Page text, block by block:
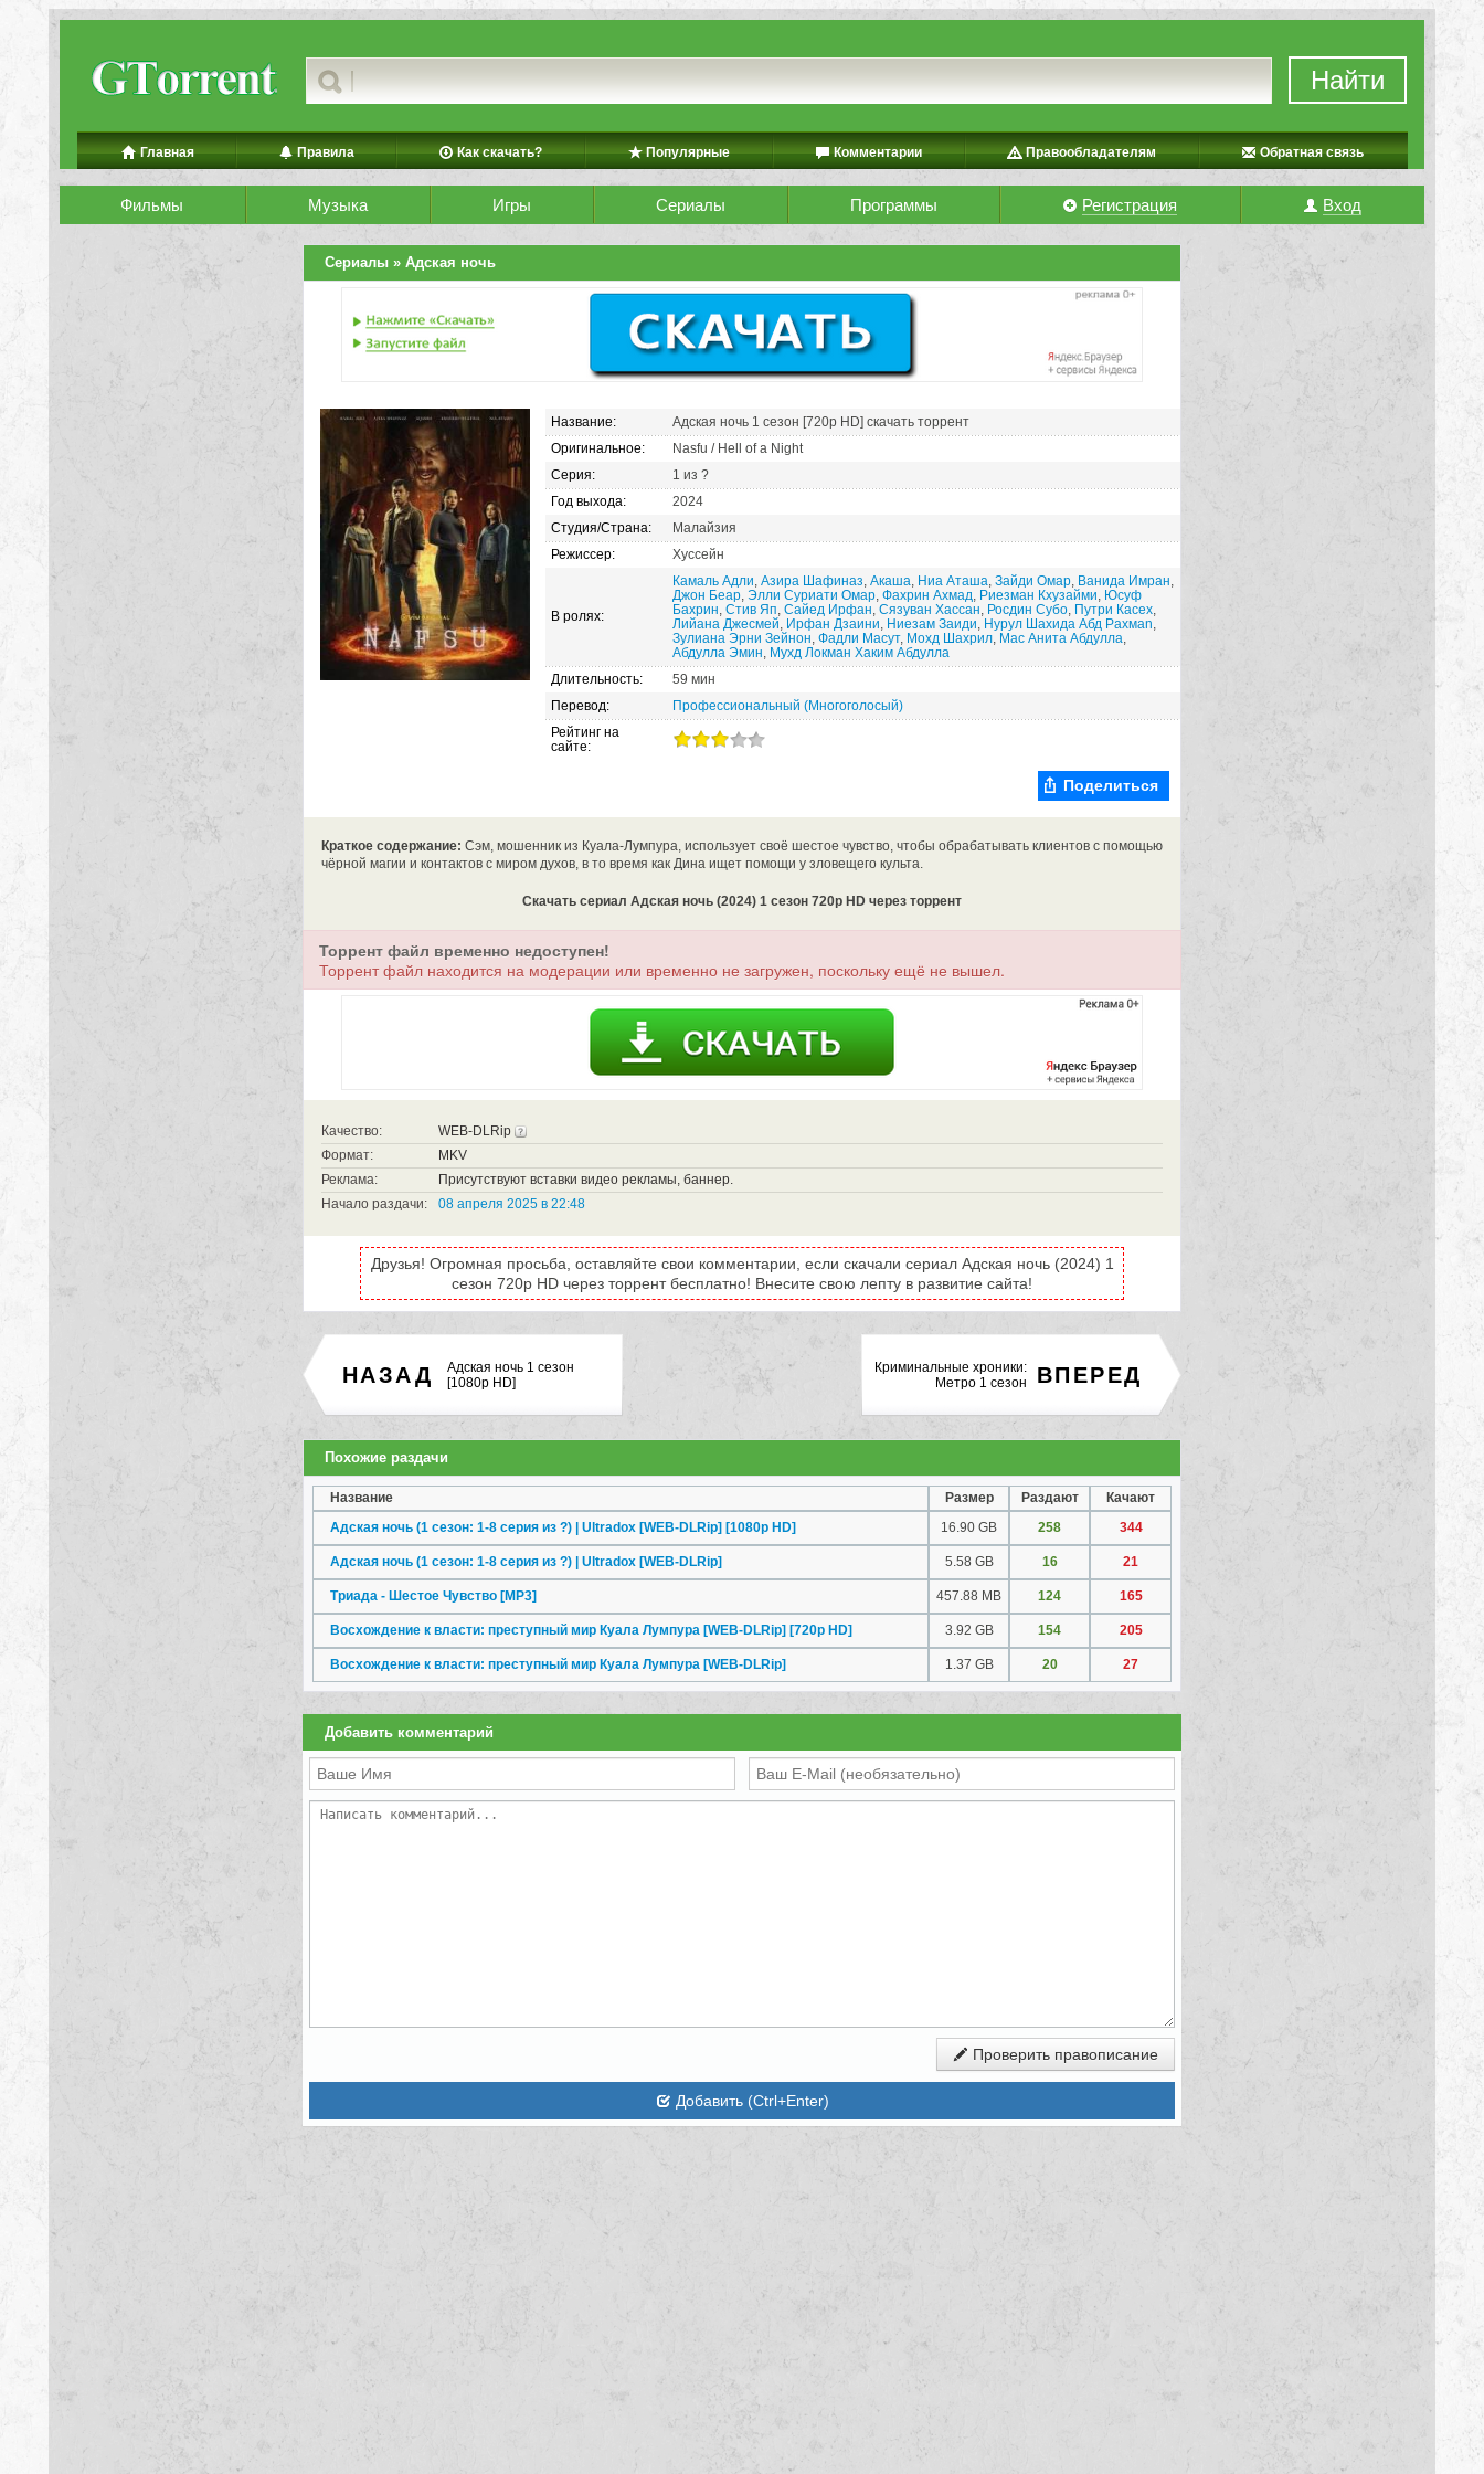
Найти
Главная Правила Как скачать? Популярные Комментарии Правообладателям Обратная связь
Фильмы Музыка Игры Сериалы Программы Регистрация Вход
Сериалы » Адская ночь
Название:
Адская ночь 1 сезон [720p HD] скачать торрент
Оригинальное:
Nasfu / Hell of a Night
Серия:
1 из ?
Год выхода:
2024
Студия/Страна:
Малайзия
Режиссер:
Хуссейн
В ролях:
Камаль Адли, Азира Шафиназ, Акаша, Ниа Аташа, Зайди Омар, Ванида Имран,
Джон Беар, Элли Суриати Омар, Фахрин Ахмад, Риезман Кхузайми, Юсуф
Бахрин, Стив Яп, Сайед Ирфан, Сязуван Хассан, Росдин Субо, Путри Касех,
Лийана Джесмей, Ирфан Дзаини, Ниезам Заиди, Нурул Шахида Абд Рахмаn,
Зулиана Эрни Зейнон, Фадли Масут, Мохд Шахрил, Мас Анита Абдулла,
Абдулла Эмин, Мухд Локман Хаким Абдулла
Длительность:
59 мин
Перевод:
Профессиональный (Многоголосый)
Рейтинг на
сайте:
Поделиться
Краткое содержание: Сэм, мошенник из Куала-Лумпура, использует своё шестое чувство, чтобы обрабатывать клиентов с помощью
чёрной магии и контактов с миром духов, в то время как Дина ищет помощи у зловещего культа.
Скачать сериал Адская ночь (2024) 1 сезон 720p HD через торрент
Торрент файл временно недоступен!
Торрент файл находится на модерации или временно не загружен, поскольку ещё не вышел.
Качество:
WEB-DLRip
Формат:
MKV
Реклама:
Присутствуют вставки видео рекламы, баннер.
Начало раздачи:
08 апреля 2025 в 22:48
Друзья! Огромная просьба, оставляйте свои комментарии, если скачали сериал Адская ночь (2024) 1
сезон 720p HD через торрент бесплатно! Внесите свою лепту в развитие сайта!
НАЗАД
Адская ночь 1 сезон
[1080p HD]
ВПЕРЕД
Криминальные хроники:
Метро 1 сезон
Похожие раздачи
Название Размер Раздают
Качают
Адская ночь (1 сезон: 1-8 серия из ?) | Ultradox [WEB-DLRip] [1080p HD]
16.90 GB 258 344
Адская ночь (1 сезон: 1-8 серия из ?) | Ultradox [WEB-DLRip] 5.58 GB 16 21
Триада - Шестое Чувство [MP3] 457.88 MB 124 165
Восхождение к власти: преступный мир Куала Лумпура [WEB-DLRip] [720p HD] 3.92 GB 154 205
Восхождение к власти: преступный мир Куала Лумпура [WEB-DLRip] 1.37 GB 20 27
Добавить комментарий
Проверить правописание
Добавить (Ctrl+Enter)